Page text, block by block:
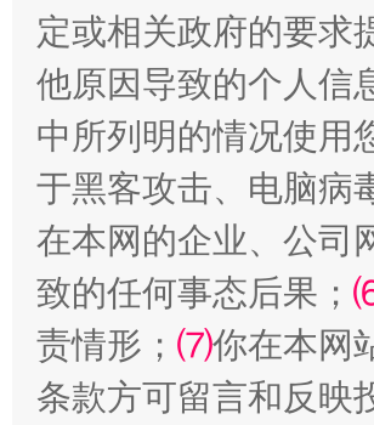
受贿1.44亿！段成刚被判无期
全民健身五年计划来了！等你上场
定或相关政府的要求
他原因导致的个人信
中所列明的情况使用
于黑客攻击、电脑病
在本网的企业、公司
致的任何事态后果；
责情形； ⑺你在本网
条款方可留言和反映